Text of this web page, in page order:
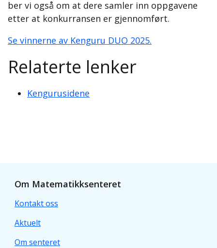
ber vi også om at dere samler inn oppgavene
etter at konkurransen er gjennomført.
Se vinnerne av Kenguru DUO 2025.
Relaterte lenker
Kengurusidene
Om Matematikksenteret
Kontakt oss
Aktuelt
Om senteret